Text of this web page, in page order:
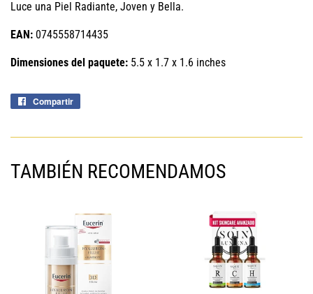
Luce una Piel Radiante, Joven y Bella.
EAN: 0745558714435
Dimensiones del paquete: 5.5 x 1.7 x 1.6 inches
Compartir
TAMBIÉN RECOMENDAMOS